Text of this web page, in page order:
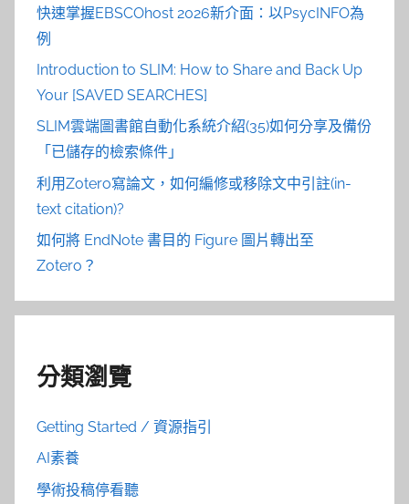
快速掌握EBSCOhost 2026新介面：以PsycINFO為
例
Introduction to SLIM: How to Share and Back Up
Your [SAVED SEARCHES]
SLIM雲端圖書館自動化系統介紹(35)如何分享及備份
「已儲存的檢索條件」
利用Zotero寫論文，如何編修或移除文中引註(in-
text citation)?
如何將 EndNote 書目的 Figure 圖片轉出至
Zotero？
分類瀏覽
Getting Started / 資源指引
AI素養
學術投稿停看聽